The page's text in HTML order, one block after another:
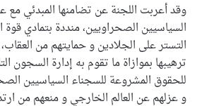
وقد أعربت اللجنة عن تضامنها المبدئي مع
السياسيين الصحراويين، منددة بتمادي قوة
التستر على الجلادين و حمايتهم من
ترهيبها بموازاة ما تقوم به إدارة السجون
للحقوق المشروعة للسجناء السياسيين
و عزلهم عن العالم الخارجي و منعهم من